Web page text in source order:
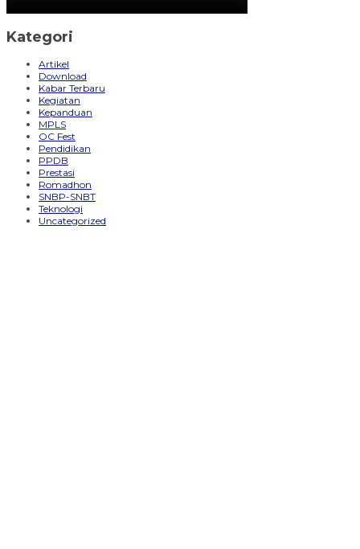
Kategori
Artikel
Download
Kabar Terbaru
Kegiatan
Kepanduan
MPLS
OC Fest
Pendidikan
PPDB
Prestasi
Romadhon
SNBP-SNBT
Teknologi
Uncategorized